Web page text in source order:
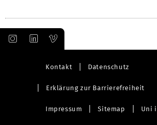
Kontakt Datenschutz
Erklärung zur Barrierefreiheit
Impressum Sitemap Uni